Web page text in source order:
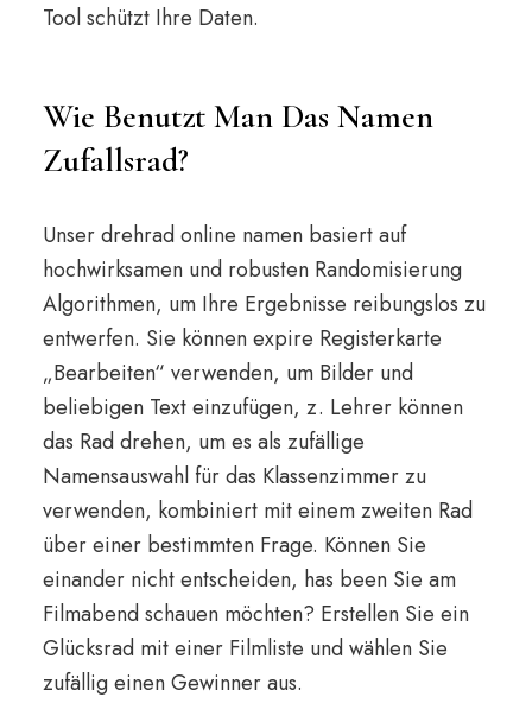
Tool schützt Ihre Daten.
Wie Benutzt Man Das Namen
Zufallsrad?
Unser drehrad online namen basiert auf
hochwirksamen und robusten Randomisierung
Algorithmen, um Ihre Ergebnisse reibungslos zu
entwerfen. Sie können expire Registerkarte
„Bearbeiten“ verwenden, um Bilder und
beliebigen Text einzufügen, z. Lehrer können
das Rad drehen, um es als zufällige
Namensauswahl für das Klassenzimmer zu
verwenden, kombiniert mit einem zweiten Rad
über einer bestimmten Frage. Können Sie
einander nicht entscheiden, has been Sie am
Filmabend schauen möchten? Erstellen Sie ein
Glücksrad mit einer Filmliste und wählen Sie
zufällig einen Gewinner aus.